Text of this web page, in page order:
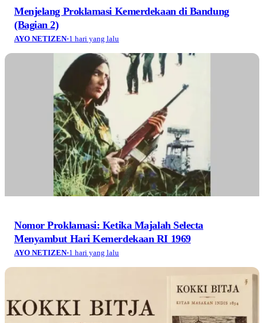
Menjelang Proklamasi Kemerdekaan di Bandung
(Bagian 2)
AYO NETIZEN·1 hari yang lalu
Nomor Proklamasi: Ketika Majalah Selecta
Menyambut Hari Kemerdekaan RI 1969
AYO NETIZEN·1 hari yang lalu